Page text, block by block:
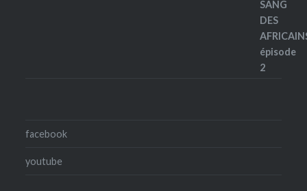
facebook
youtube